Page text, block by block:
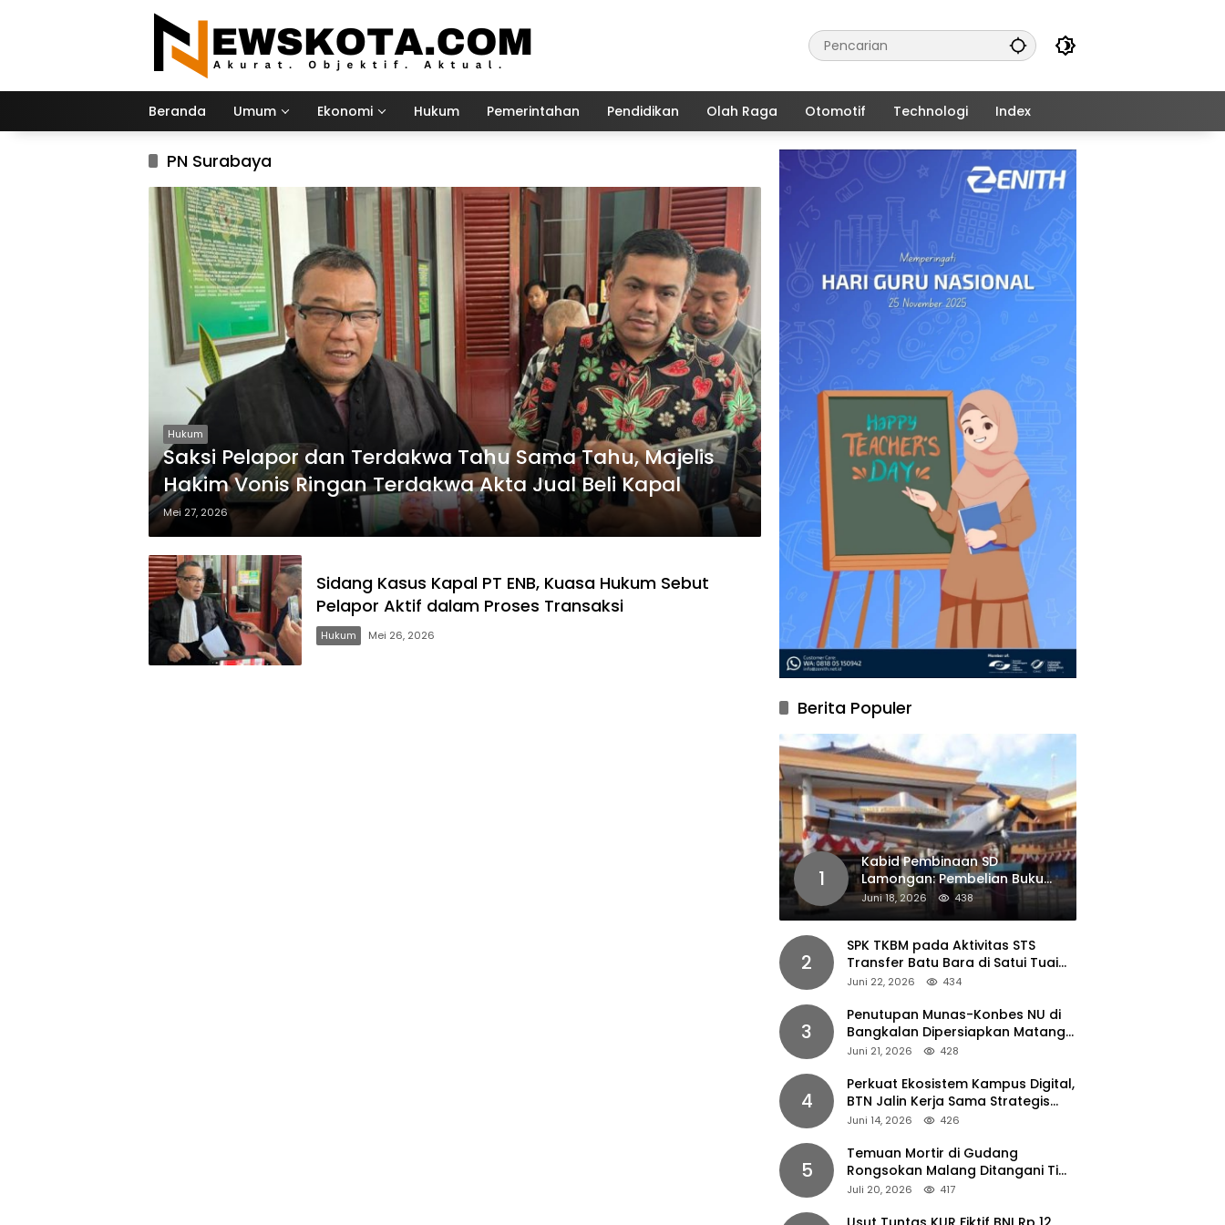
Beranda Umum Ekonomi Hukum Pemerintahan Pendidikan Olah Raga Otomotif Technologi Index
PN Surabaya
Hukum
Saksi Pelapor dan Terdakwa Tahu Sama Tahu, Majelis
Hakim Vonis Ringan Terdakwa Akta Jual Beli Kapal
Mei 27, 2026
Sidang Kasus Kapal PT ENB, Kuasa Hukum Sebut
Pelapor Aktif dalam Proses Transaksi
Hukum Mei 26, 2026
Berita Populer
1
Kabid Pembinaan SD
Lamongan: Pembelian Buku
Pendamping Tidak Boleh
Dipaksakan
Juni 18, 2026 438
2
SPK TKBM pada Aktivitas STS
Transfer Batu Bara di Satui Tuai
Sorotan
Juni 22, 2026 434
3
Penutupan Munas-Konbes NU di
Bangkalan Dipersiapkan Matang,
Gus Ipul Turun Tangan
Juni 21, 2026 428
4
Perkuat Ekosistem Kampus Digital,
BTN Jalin Kerja Sama Strategis
dengan UNAIR
Juni 14, 2026 426
5
Temuan Mortir di Gudang
Rongsokan Malang Ditangani Tim
Gegana Polda Jatim
Juli 20, 2026 417